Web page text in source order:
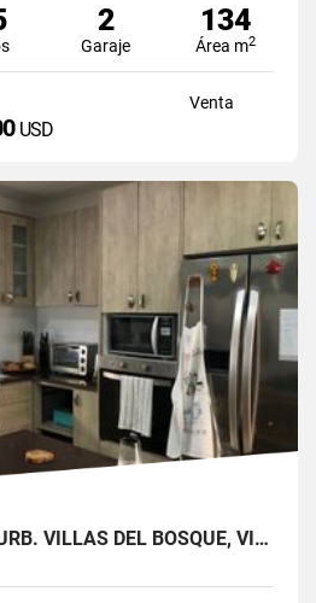
2
Garaje
134
Área m2
Venta
USD
VENTA DE CASA EN URB. VILLAS DEL BOSQUE, VÍA A LA COSTA